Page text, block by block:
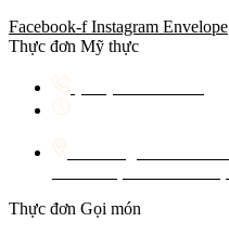
Facebook-f Instagram Envelope
Thực đơn Mỹ thực
Thực đơn Gọi món